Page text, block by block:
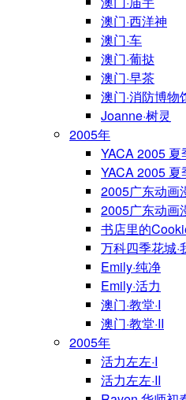
澳门·西洋神
澳门·车
澳门·葡挞
澳门·早茶
澳门·消防博物
Joanne·树灵
2005年
YACA 2005 夏
YACA 2005 夏
2005广东动画
2005广东动画
书店里的
万科四季花城·
Emily·纯净
Emily·活力
澳门·教堂·I
澳门·教堂·II
2005年
活力左左·I
活力左左·II